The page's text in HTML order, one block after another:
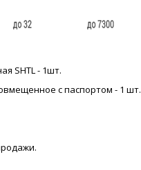
SHTL - 1шт.
с паспортом - 1 шт.